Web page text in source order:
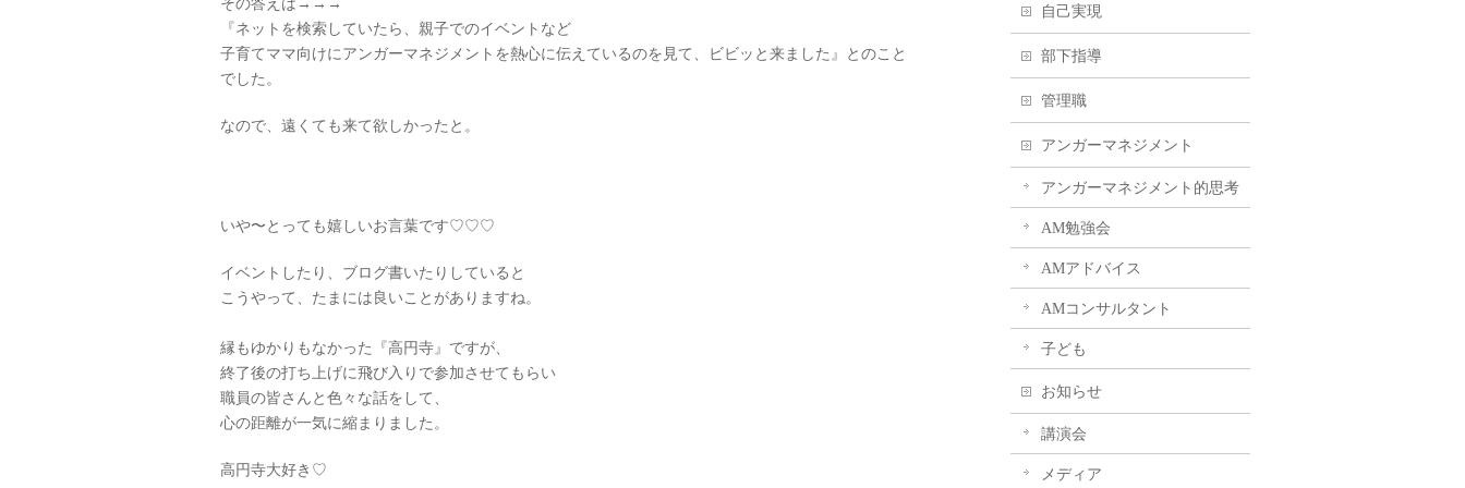
その答えは→→→
『ネットを検索していたら、親子でのイベントなど
子育てママ向けにアンガーマネジメントを熱心に伝えているのを見て、ビビッと来ました』とのこと
でした。
なので、遠くても来て欲しかったと。
いや〜とっても嬉しいお言葉です♡♡♡
イベントしたり、ブログ書いたりしていると
こうやって、たまには良いことがありますね。
縁もゆかりもなかった『高円寺』ですが、
終了後の打ち上げに飛び入りで参加させてもらい
職員の皆さんと色々な話をして、
心の距離が一気に縮まりました。
高円寺大好き♡
自己実現
部下指導
管理職
アンガーマネジメント
アンガーマネジメント的思考
AM勉強会
AMアドバイス
AMコンサルタント
子ども
お知らせ
講演会
メディア